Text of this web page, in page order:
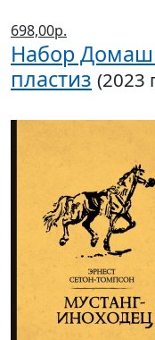
698,00р.
Набор
пластиз (2023